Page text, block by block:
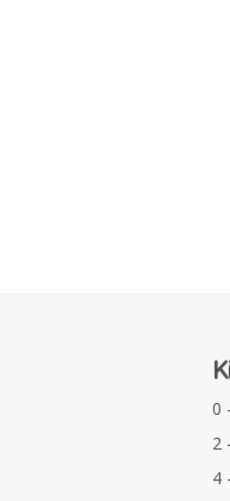
0
2
4